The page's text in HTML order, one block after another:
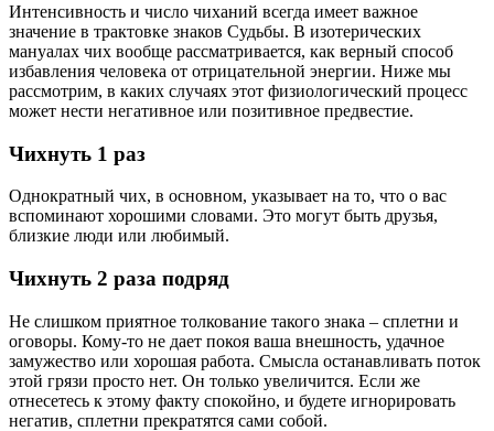
Интенсивность и число чиханий всегда имеет важное
значение в трактовке знаков Судьбы. В изотерических
мануалах чих вообще рассматривается, как верный способ
избавления человека от отрицательной энергии. Ниже мы
рассмотрим, в каких случаях этот физиологический процесс
может нести негативное или позитивное предвестие.
Чихнуть 1 раз
Однократный чих, в основном, указывает на то, что о вас
вспоминают хорошими словами. Это могут быть друзья,
близкие люди или любимый.
Чихнуть 2 раза подряд
Не слишком приятное толкование такого знака – сплетни и
оговоры. Кому-то не дает покоя ваша внешность, удачное
замужество или хорошая работа. Смысла останавливать поток
этой грязи просто нет. Он только увеличится. Если же
отнесетесь к этому факту спокойно, и будете игнорировать
негатив, сплетни прекратятся сами собой.